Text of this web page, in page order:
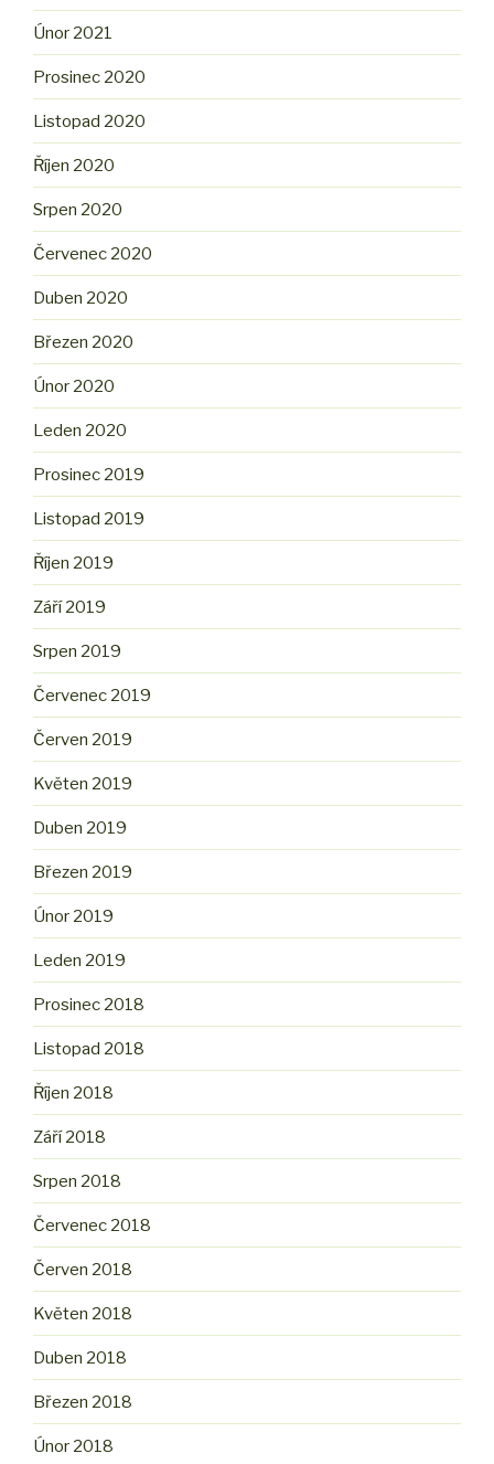
Únor 2021
Prosinec 2020
Listopad 2020
Říjen 2020
Srpen 2020
Červenec 2020
Duben 2020
Březen 2020
Únor 2020
Leden 2020
Prosinec 2019
Listopad 2019
Říjen 2019
Září 2019
Srpen 2019
Červenec 2019
Červen 2019
Květen 2019
Duben 2019
Březen 2019
Únor 2019
Leden 2019
Prosinec 2018
Listopad 2018
Říjen 2018
Září 2018
Srpen 2018
Červenec 2018
Červen 2018
Květen 2018
Duben 2018
Březen 2018
Únor 2018